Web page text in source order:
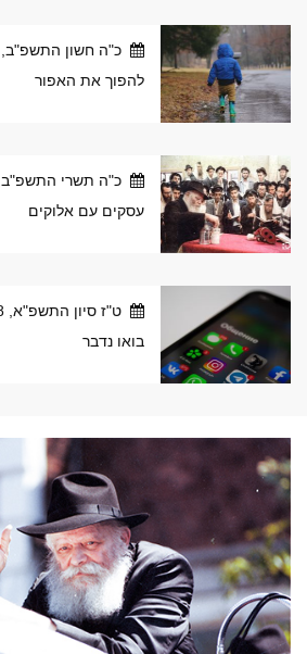
כ"ה חשון התשפ"ב, 21:43
להפוך את האפור
כ"ה תשרי התשפ"ב, 19:43
עסקים עם אלוקים
ט"ז סיון התשפ"א, 12:18
בואו נדבר